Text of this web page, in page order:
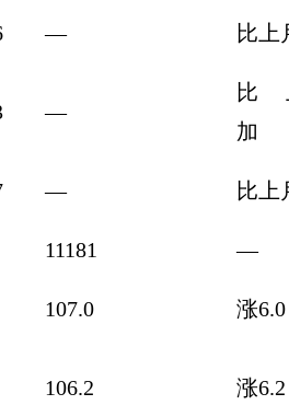
— 比上
—
比
加
— 比上
11181 —
107.0 涨6.0
106.2 涨6.2